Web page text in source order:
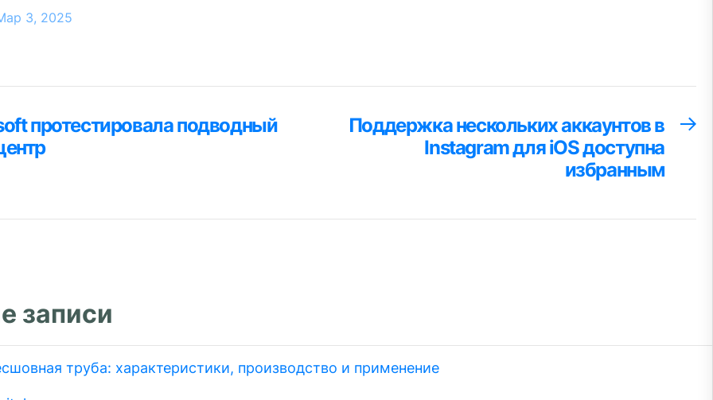
3, 2025
протестировала подводный
Поддержка нескольких аккаунтов в
Instagram для iOS доступна
избранным
записи
труба: характеристики, производство и применение